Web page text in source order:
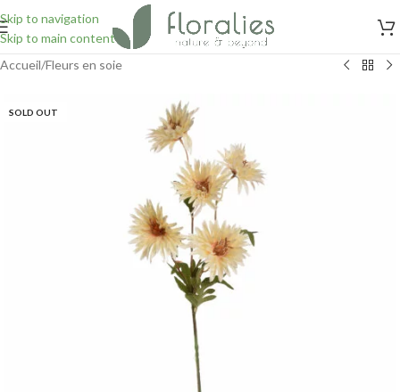
Skip to navigation
Skip to main content
Accueil/Fleurs en soie
SOLD OUT